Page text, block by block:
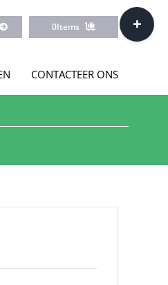
0Items
CONTACTEER ONS
Toggle
Sliding